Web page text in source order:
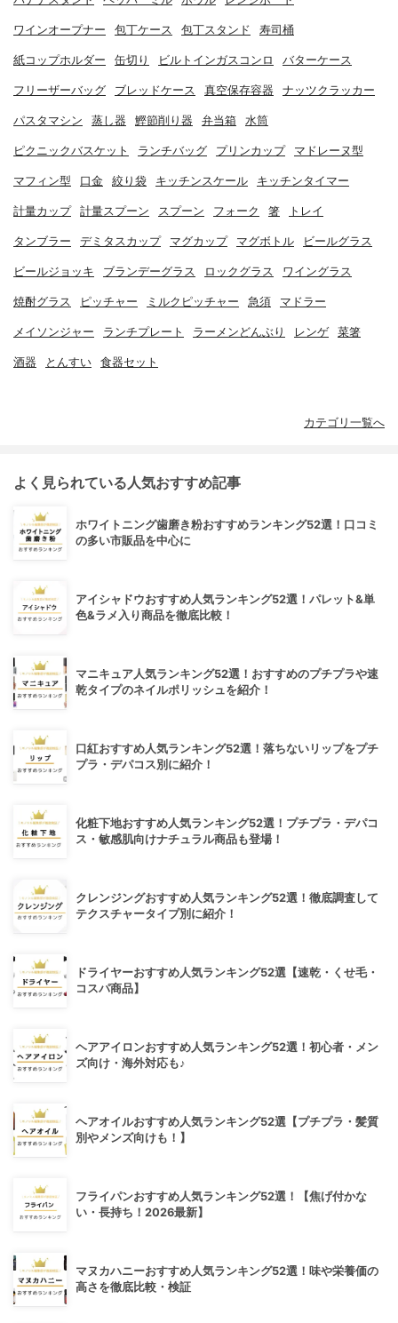
ワインオープナー 包丁ケース 包丁スタンド 寿司桶
紙コップホルダー 缶切り ビルトインガスコンロ バターケース
フリーザーバッグ ブレッドケース 真空保存容器 ナッツクラッカー
パスタマシン 蒸し器 鰹節削り器 弁当箱 水筒
ピクニックバスケット ランチバッグ プリンカップ マドレーヌ型
マフィン型 口金 絞り袋 キッチンスケール キッチンタイマー
計量カップ 計量スプーン スプーン フォーク 箸 トレイ
タンブラー デミタスカップ マグカップ マグボトル ビールグラス
ビールジョッキ ブランデーグラス ロックグラス ワイングラス
焼酎グラス ピッチャー ミルクピッチャー 急須 マドラー
メイソンジャー ランチプレート ラーメンどんぶり レンゲ 菜箸
酒器 とんすい 食器セット
カテゴリ一覧へ
よく見られている人気おすすめ記事
ホワイトニング歯磨き粉おすすめランキング52選！口コミ
の多い市販品を中心に
アイシャドウおすすめ人気ランキング52選！パレット&単
色&ラメ入り商品を徹底比較！
マニキュア人気ランキング52選！おすすめのプチプラや速
乾タイプのネイルポリッシュを紹介！
口紅おすすめ人気ランキング52選！落ちないリップをプチ
プラ・デパコス別に紹介！
化粧下地おすすめ人気ランキング52選！プチプラ・デパコ
ス・敏感肌向けナチュラル商品も登場！
クレンジングおすすめ人気ランキング52選！徹底調査して
テクスチャータイプ別に紹介！
ドライヤーおすすめ人気ランキング52選【速乾・くせ毛・
コスパ商品】
ヘアアイロンおすすめ人気ランキング52選！初心者・メン
ズ向け・海外対応も♪
ヘアオイルおすすめ人気ランキング52選【プチプラ・髪質
別やメンズ向けも！】
フライパンおすすめ人気ランキング52選！【焦げ付かな
い・長持ち！2026最新】
マヌカハニーおすすめ人気ランキング52選！味や栄養価の
高さを徹底比較・検証